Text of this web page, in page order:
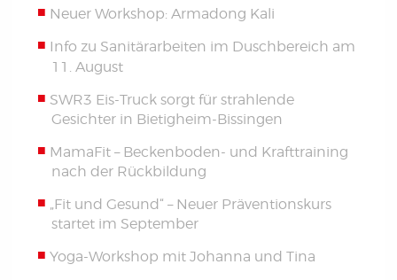
Neuer Workshop: Armadong Kali
Info zu Sanitärarbeiten im Duschbereich am
11. August
SWR3 Eis-Truck sorgt für strahlende
Gesichter in Bietigheim-Bissingen
MamaFit – Beckenboden- und Krafttraining
nach der Rückbildung
„Fit und Gesund“ – Neuer Präventionskurs
startet im September
Yoga-Workshop mit Johanna und Tina